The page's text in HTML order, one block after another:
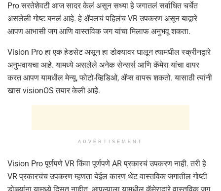
Pro सरतेशेवटी आज सादर केलं असून सध्या हे जगातलं सर्वाधित चर्चेत
असलेली गोष्ट बनलं आहे. हे ॲपलचं पहिलंच VR उपकरण असून याद्वारे
आपण आभासी जग आणि वास्तविक जग यांचा मिलाफ अनुभवू शकता.
Vision Pro हा एक हेडसेट असून हा डोक्यावर घालून त्यामधील स्क्रीनद्वारे
अनुभवायचा आहे. यामध्ये असलेले अनेक सेन्सर्स आणि कॅमेरा यांचा वापर
करत आपण यामधील मेन्यू, फोटो-व्हिडिओ, ॲप्स वापरू शकतो. यासाठी त्यांनी
खास visionOS तयार केली आहे.
ADVERTISEMENT
Vision Pro पूर्णपणे VR किंवा पूर्णपणे AR प्रकारचं उपकरण नाही. तरी हे
VR प्रकारचंच उपकरण म्हणता येईल कारण थेट वास्तविक जगातील गोष्टी